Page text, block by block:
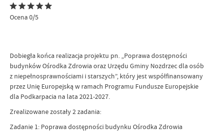
Ocena 0/5
Dobiegła końca realizacja projektu pn. „Poprawa dostępności
budynków Ośrodka Zdrowia oraz Urzędu Gminy Nozdrzec dla osób
z niepełnosprawnościami i starszych”, który jest współfinansowany
przez Unię Europejską w ramach Programu Fundusze Europejskie
dla Podkarpacia na lata 2021-2027.
Zrealizowane zostały 2 zadania:
Zadanie 1: Poprawa dostępności budynku Ośrodka Zdrowia